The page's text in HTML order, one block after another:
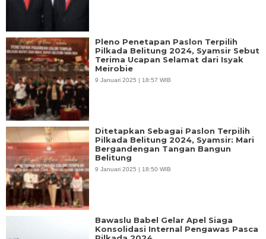
Pleno Penetapan Paslon Terpilih
Pilkada Belitung 2024, Syamsir Sebut
Terima Ucapan Selamat dari Isyak
Meirobie
9 Januari 2025 | 18:57 WIB
Ditetapkan Sebagai Paslon Terpilih
Pilkada Belitung 2024, Syamsir: Mari
Bergandengan Tangan Bangun
Belitung
9 Januari 2025 | 18:50 WIB
Bawaslu Babel Gelar Apel Siaga
Konsolidasi Internal Pengawas Pasca